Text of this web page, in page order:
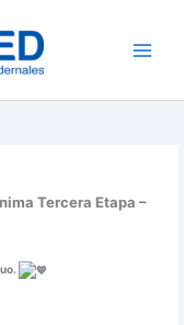
Tercera Etapa –